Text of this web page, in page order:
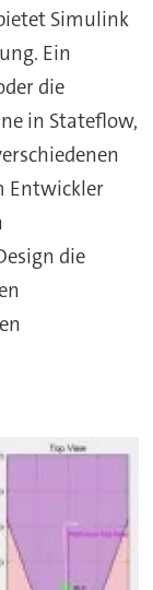
Simulink
Ein
die
in Stateflow,
Entwickler
die